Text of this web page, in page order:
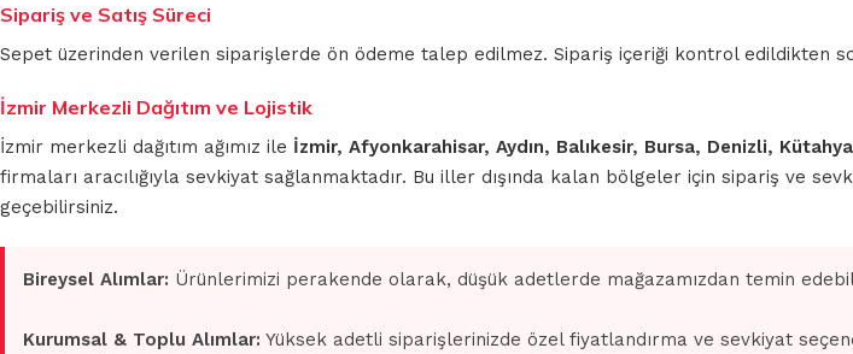
Sipariş ve Satış Süreci
Sepet üzerinden verilen siparişlerde ön ödeme talep edilmez. Sipariş içeriği kontrol edildikten
İzmir Merkezli Dağıtım ve Lojistik
İzmir merkezli dağıtım ağımız ile İzmir, Afyonkarahisar, Aydın, Balıkesir, Bursa, Denizli,
firmaları aracılığıyla sevkiyat sağlanmaktadır. Bu iller dışında kalan bölgeler için sipariş ve
geçebilirsiniz.
Bireysel Alımlar: Ürünlerimizi perakende olarak, düşük adetlerde mağazamızdan temin
Kurumsal & Toplu Alımlar: Yüksek adetli siparişlerinizde özel fiyatlandırma ve sevkiyat